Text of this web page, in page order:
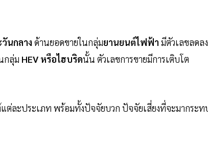
นกลาง ด้านยอดขายในกลุ่มยานยนต์ไฟฟ้า มีตัวเลขลดลง
กลุ่ม HEV หรือไฮบริดนั้น ตัวเลขการขายมีการเติบโต
ต่ละประเภท พร้อมทั้งปัจจัยบวก ปัจจัยเสี่ยงที่จะมากระท